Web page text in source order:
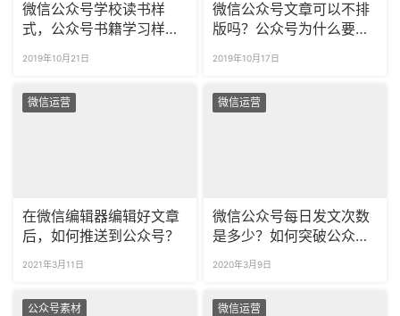
微信公众号学校读书样
式，公众号书籍学习样式
2019年10月21日
微信公众号文章可以不排
版吗？公众号为什么要排
2019年10月17日
微信运营
在微信编辑器编辑好文章
后，如何推送到公众号？
2021年3月11日
微信运营
微信公众号每日发文次数
是多少？如何突破公众号
2020年3月9日
公众号素材 微信运营